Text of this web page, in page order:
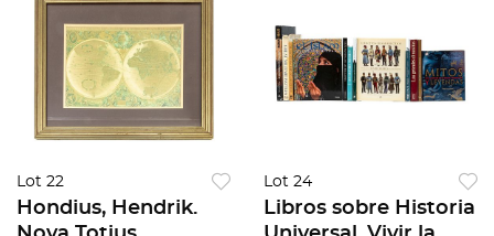
Lot 22
Hondius, Hendrik.
Lot 24
Libros sobre Historia